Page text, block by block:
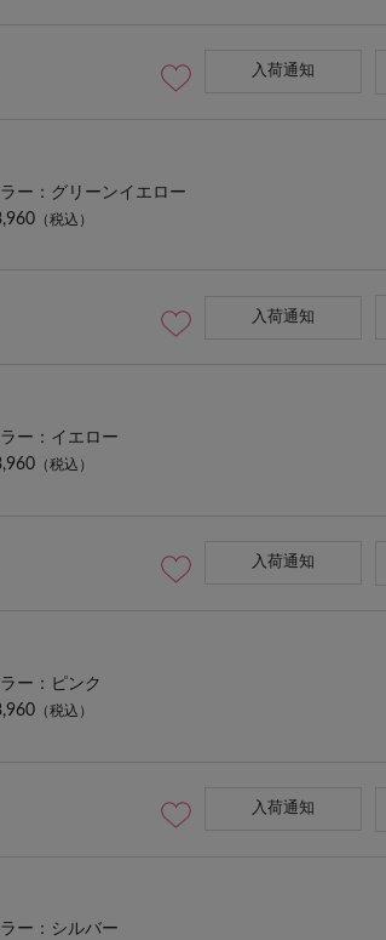
入荷通知
ー：グリーンイエロー
（税込）
入荷通知
ー：イエロー
（税込）
入荷通知
ー：ピンク
（税込）
入荷通知
ー：シルバー